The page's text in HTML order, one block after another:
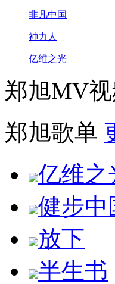
非凡中国
神力人
亿维之光
郑旭MV
郑旭歌单
亿维之
健步中
放下
半生书